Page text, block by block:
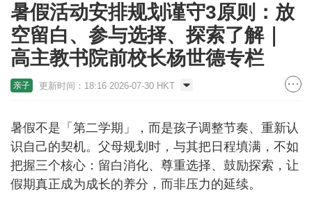
暑假活动安排规划谨守3原则：放
空留白、参与选择、探索了解｜
高主教书院前校长杨世德专栏
亲子 更新时间：18:16 2026-07-30 HKT
暑假不是「第二学期」，而是孩子调整节奏、重新认
识自己的契机。父母规划时，与其把日程填满，不如
把握三个核心：留白消化、尊重选择、鼓励探索，让
假期真正成为成长的养分，而非压力的延续。